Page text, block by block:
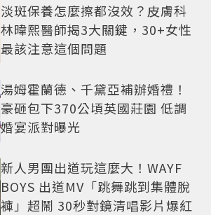
淡斑保養怎麼擦都沒效？皮膚科
林暐熙醫師揭3大關鍵，30+女性
最該注意這個問題
湯姆霍蘭德、千黛亞補辦婚禮！
豪砸包下370公頃英國莊園 低調
婚宴派對曝光
新人男團出道玩這麼大！WAYF
BOYS 出道MV「跳舞跳到集體脫
褲」超鬧 30秒對鏡清唱影片爆紅